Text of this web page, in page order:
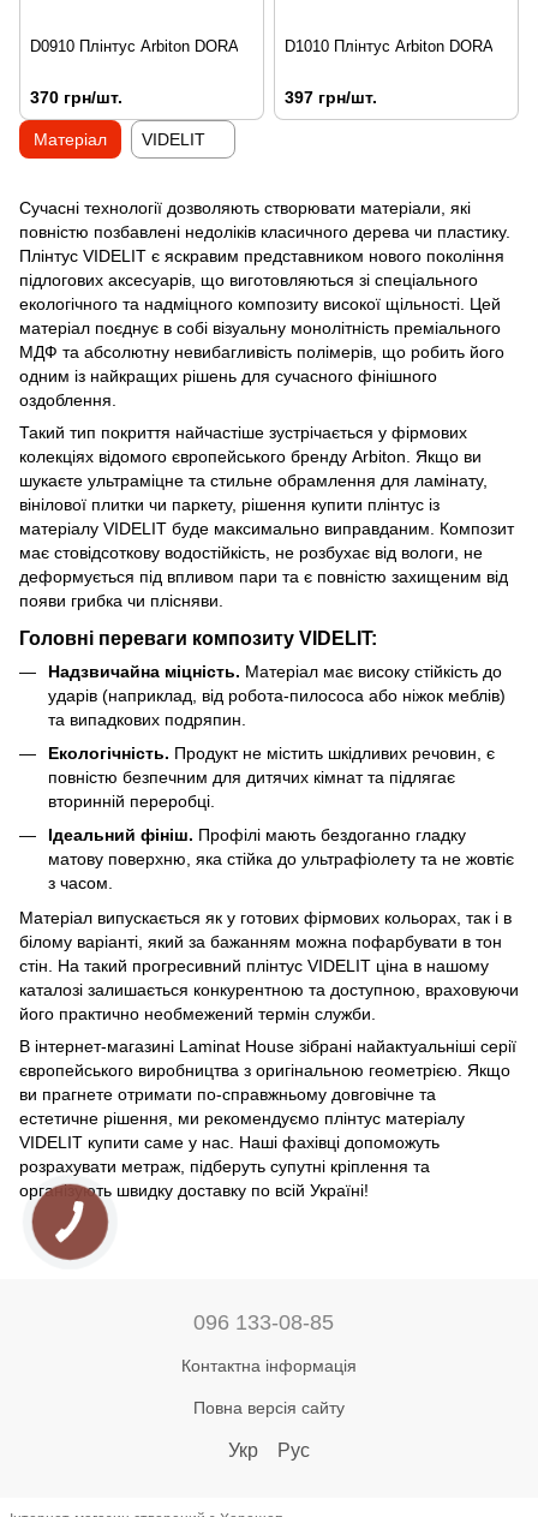
D0910 Плінтус Arbiton DORA
370 грн/шт.
D1010 Плінтус Arbiton DORA
397 грн/шт.
Сучасні технології дозволяють створювати матеріали, які
повністю позбавлені недоліків класичного дерева чи пластику.
Плінтус VIDELIT є яскравим представником нового покоління
підлогових аксесуарів, що виготовляються зі спеціального
екологічного та надміцного композиту високої щільності. Цей
матеріал поєднує в собі візуальну монолітність преміального
МДФ та абсолютну невибагливість полімерів, що робить його
одним із найкращих рішень для сучасного фінішного
оздоблення.
Такий тип покриття найчастіше зустрічається у фірмових
колекціях відомого європейського бренду Arbiton. Якщо ви
шукаєте ультраміцне та стильне обрамлення для ламінату,
вінілової плитки чи паркету, рішення купити плінтус із
матеріалу VIDELIT буде максимально виправданим. Композит
має стовідсоткову водостійкість, не розбухає від вологи, не
деформується під впливом пари та є повністю захищеним від
появи грибка чи плісняви.
Головні переваги композиту VIDELIT:
Надзвичайна міцність. Матеріал має високу стійкість до
ударів (наприклад, від робота-пилососа або ніжок меблів)
та випадкових подряпин.
Екологічність. Продукт не містить шкідливих речовин, є
повністю безпечним для дитячих кімнат та підлягає
вторинній переробці.
Ідеальний фініш. Профілі мають бездоганно гладку
матову поверхню, яка стійка до ультрафіолету та не жовтіє
з часом.
Матеріал випускається як у готових фірмових кольорах, так і в
білому варіанті, який за бажанням можна пофарбувати в тон
стін. На такий прогресивний плінтус VIDELIT ціна в нашому
каталозі залишається конкурентною та доступною, враховуючи
його практично необмежений термін служби.
В інтернет-магазині Laminat House зібрані найактуальніші серії
європейського виробництва з оригінальною геометрією. Якщо
ви прагнете отримати по-справжньому довговічне та
естетичне рішення, ми рекомендуємо плінтус матеріалу
VIDELIT купити саме у нас. Наші фахівці допоможуть
розрахувати метраж, підберуть супутні кріплення та
організують швидку доставку по всій Україні!
Матеріал VIDELIT
096 133-08-85
Контактна інформація
Повна версія сайту
Укр Рус